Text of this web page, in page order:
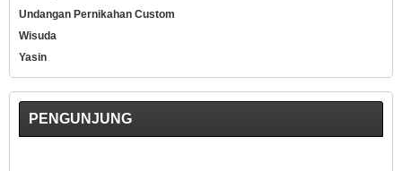
Undangan Pernikahan Custom
Wisuda
Yasin
PENGUNJUNG